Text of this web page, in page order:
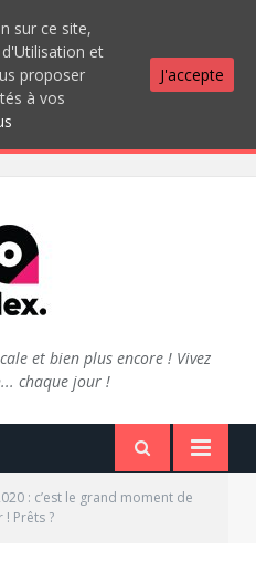
et bien plus encore ! Vivez
chaque jour !
: c’est le grand moment de
Prêts ?
sur ce site,
et
proposer
à vos
J'accepte